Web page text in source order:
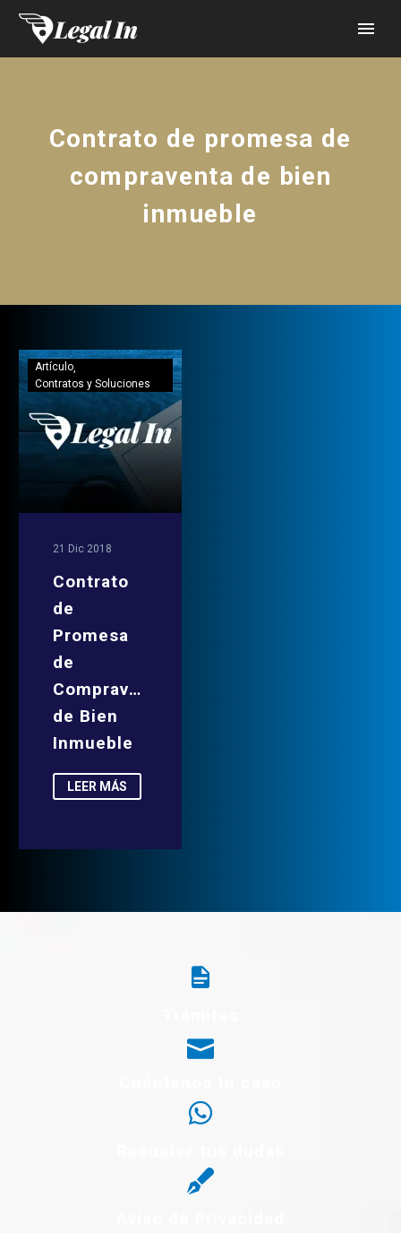
Contrato de promesa de
compraventa de bien
inmueble
Artículo
Contratos y Soluciones
21 Dic 2018
Contrato
de
Promesa
de
Compraventa
de Bien
Inmueble
LEER MÁS